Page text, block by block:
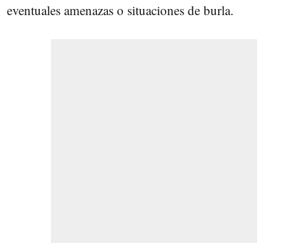
eventuales amenazas o situaciones de burla.